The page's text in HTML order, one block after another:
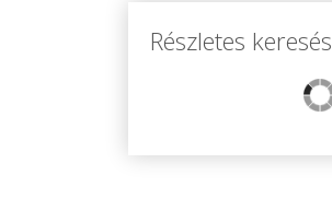
Részletes keresés